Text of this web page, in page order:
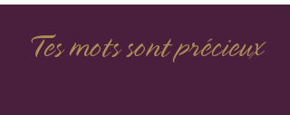
Tes mots sont précieux